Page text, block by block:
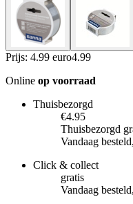
Prijs: 4.99 euro4.99
Online op voorraad
Thuisbezorgd
€4.95
Thuisbezorgd
Vandaag
Click & collect
gratis
Vandaag